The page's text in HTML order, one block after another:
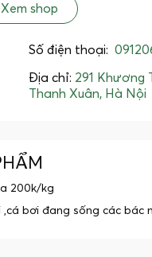
Xem shop
Số điện thoại:
Địa chỉ: 291 Khương
Thanh Xuân, Hà Nội
200k/kg
,cá bơi đang sống các bác